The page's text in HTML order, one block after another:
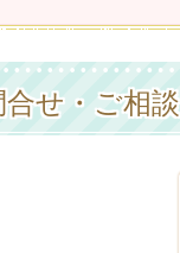
せ・ご相